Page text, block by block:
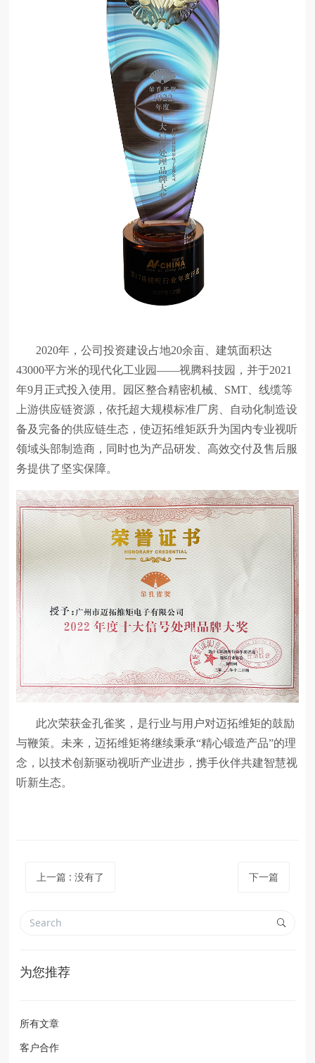
2020年，公司投资建设占地20余亩、建筑面积达
43000平方米的现代化工业园——视腾科技园，并于2021
年9月正式投入使用。园区整合精密机械、SMT、线缆等
上游供应链资源，依托超大规模标准厂房、自动化制造设
备及完备的供应链生态，使迈拓维矩跃升为国内专业视听
领域头部制造商，同时也为产品研发、高效交付及售后服
务提供了坚实保障。
此次荣获金孔雀奖，是行业与用户对迈拓维矩的鼓励
与鞭策。未来，迈拓维矩将继续秉承“精心锻造产品”的理
念，以技术创新驱动视听产业进步，携手伙伴共建智慧视
听新生态。
上一篇 :没有了 下一篇
为您推荐
所有文章
客户合作